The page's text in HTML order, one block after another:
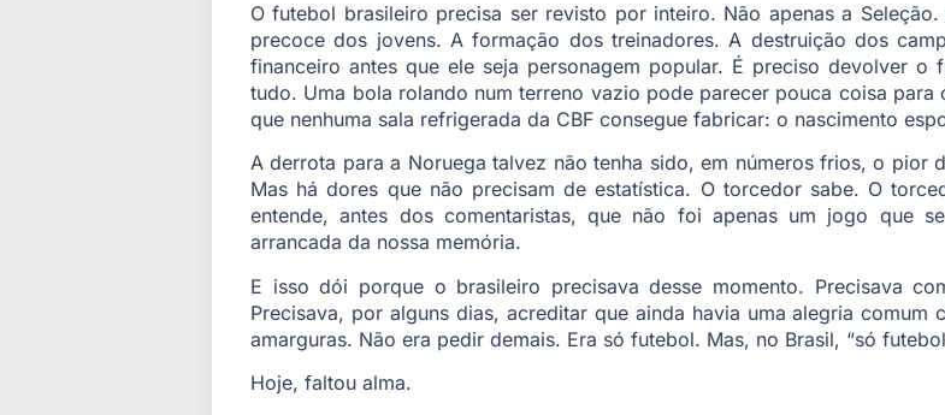
O futebol brasileiro precisa ser revisto por inteiro. Não apenas a
precoce dos jovens. A formação dos treinadores. A destruição dos
financeiro antes que ele seja personagem popular. É preciso devolver
tudo. Uma bola rolando num terreno vazio pode parecer pouca coisa para
que nenhuma sala refrigerada da CBF consegue fabricar: o nascimento
A derrota para a Noruega talvez não tenha sido, em números frios, o pior
Mas há dores que não precisam de estatística. O torcedor sabe. O
entende, antes dos comentaristas, que não foi apenas um jogo que
arrancada da nossa memória.
E isso dói porque o brasileiro precisava desse momento. Precisava
Precisava, por alguns dias, acreditar que ainda havia uma alegria comum
amarguras. Não era pedir demais. Era só futebol. Mas, no Brasil, “só
Hoje, faltou alma.